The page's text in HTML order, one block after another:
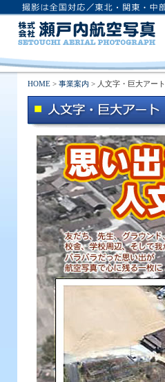
HOME > 事業案内 > 人文字・巨大アート